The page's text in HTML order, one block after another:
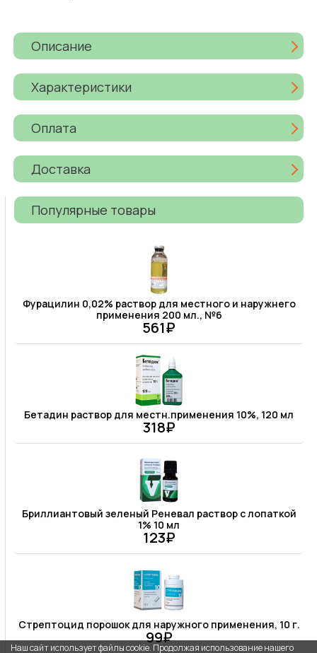
Описание
Характеристики
Оплата
Доставка
Популярные товары
Фурацилин 0,02% раствор для местного и наружнего
применения 200 мл., №6
561₽
Бетадин раствор для местн.применения 10%, 120 мл
318₽
Бриллиантовый зеленый Реневал раствор с лопаткой
1% 10 мл
123₽
Стрептоцид порошок для наружного применения, 10 г.
99₽
Наш сайт использует файлы cookie. Продолжая использование нашего